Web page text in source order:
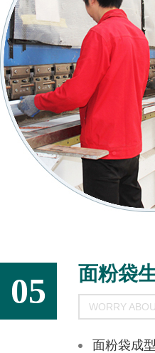
05 面粉袋
WORRY
面粉袋成